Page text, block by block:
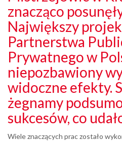
znacząco
Największy
Partnerstwa
Prywatnego w
niepozbawiony
widoczne efekty.
żegnamy
sukcesów, co
Wiele znaczących prac zostało